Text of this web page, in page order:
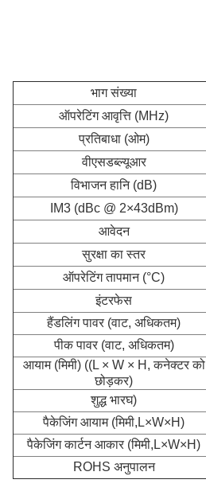
भाग संख्या
ऑपरेटिंग आवृत्ति (MHz)
प्रतिबाधा (ओम)
वीएसडब्ल्यूआर
विभाजन हानि (dB)
IM3 (dBc @ 2×43dBm)
आवेदन
सुरक्षा का स्तर
ऑपरेटिंग तापमान (°C)
इंटरफेस
हैंडलिंग पावर (वाट, अधिकतम)
पीक पावर (वाट, अधिकतम)
आयाम (मिमी) ((L × W × H, कनेक्टर को
छोड़कर)
शुद्ध भारघ)
पैकेजिंग आयाम (मिमी,L×W×H)
पैकेजिंग कार्टन आकार (मिमी,L×W×H)
ROHS अनुपालन